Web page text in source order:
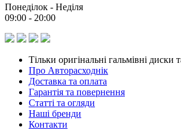
Понеділок - Неділя
09:00 - 20:00
Тільки оригінальні гальмівні диски
Про Авторасходнік
Доставка та оплата
Гарантія та повернення
Статті та огляди
Наші бренди
Контакти